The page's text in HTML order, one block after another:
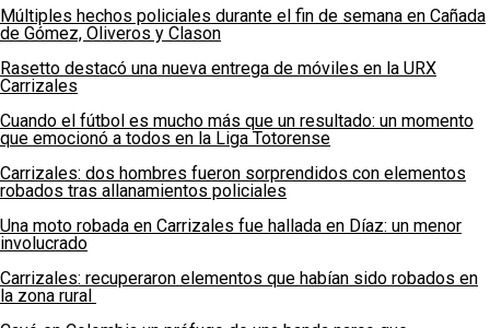
Múltiples hechos policiales durante el fin de semana en Cañada
de Gómez, Oliveros y Clason
Rasetto destacó una nueva entrega de móviles en la URX
Carrizales
Cuando el fútbol es mucho más que un resultado: un momento
que emocionó a todos en la Liga Totorense
Carrizales: dos hombres fueron sorprendidos con elementos
robados tras allanamientos policiales
Una moto robada en Carrizales fue hallada en Díaz: un menor
involucrado
Carrizales: recuperaron elementos que habían sido robados en
la zona rural